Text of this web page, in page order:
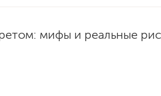
мифы и реальные